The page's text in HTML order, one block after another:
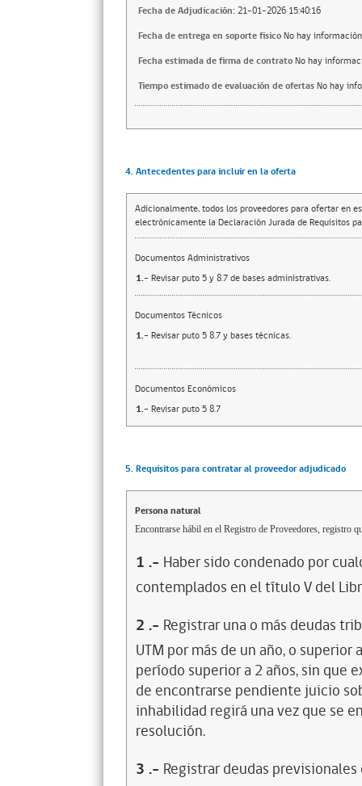
Fecha de Adjudicación: 21-01-2026 15:40:16
Fecha de entrega en soporte fisicoNo hay información
Fecha estimada de firma de contratoNo hay
Tiempo estimado de evaluación de ofertasNo hay
4. Antecedentes para incluir en la oferta
Adicionalmente, todos los proveedores para ofertar en
electrónicamente la Declaración Jurada de Requisitos
Documentos Administrativos
1.- Revisar puto 5 y 8.7 de bases administrativas.
Documentos Técnicos
1.- Revisar puto 5 8.7 y bases técnicas.
Documentos Económicos
1.- Revisar puto 5 8.7
5. Requisitos para contratar al proveedor adjudicado
Persona natural
Encontrarse hábil en el Registro de Proveedores, registro
1 .- Haber sido condenado por
contemplados en el título V del
2 .- Registrar una o más deudas
UTM por más de un año, o
período superior a 2 años, sin que
de encontrarse pendiente juicio
inhabilidad regirá una vez que se
resolución.
3 .- Registrar deudas